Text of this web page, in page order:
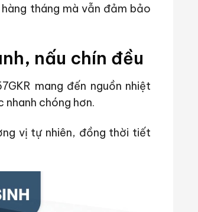
tháng mà vẫn đảm bảo
nấu chín đều
mang đến nguồn nhiệt
nhanh chóng hơn.
vị tự nhiên, đồng thời tiết